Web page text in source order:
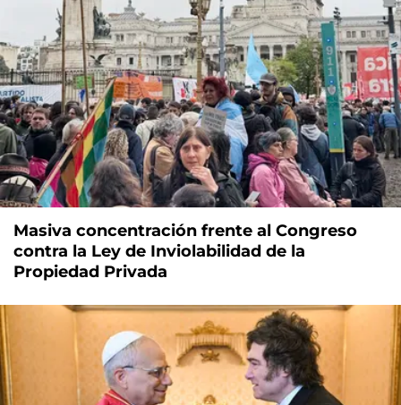
Masiva concentración frente al Congreso
contra la Ley de Inviolabilidad de la
Propiedad Privada